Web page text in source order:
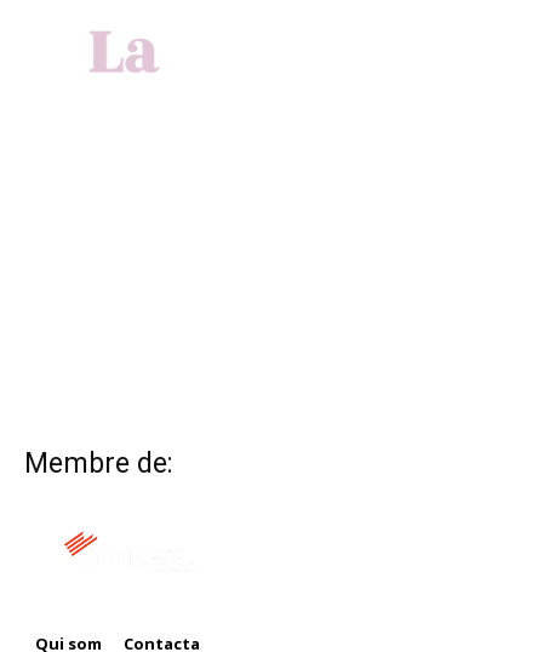
Membre de:
Qui som Contacta